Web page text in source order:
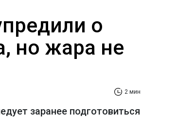
о
но жара не
2 мин
заранее подготовиться